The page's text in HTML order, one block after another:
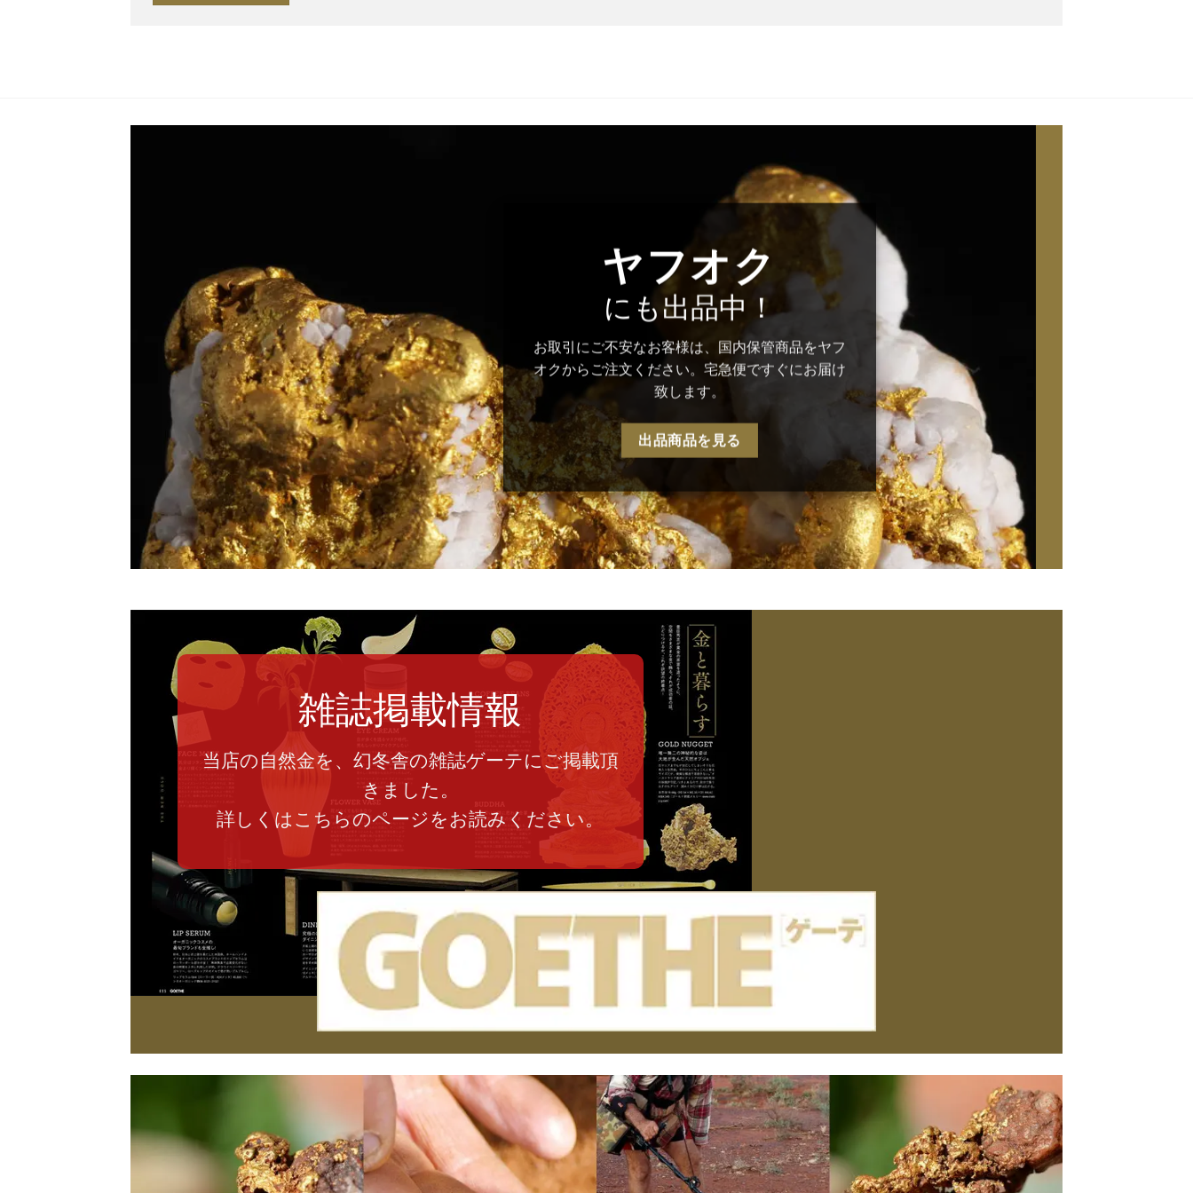
ヤフオク
にも出品中！
お取引にご不安なお客様は、国内保管商品をヤフ
オクからご注文ください。宅急便ですぐにお届け
致します。
出品商品を見る
雑誌掲載情報
当店の自然金を、幻冬舎の雑誌ゲーテにご掲載頂
きました。
詳しくはこちらのページをお読みください。